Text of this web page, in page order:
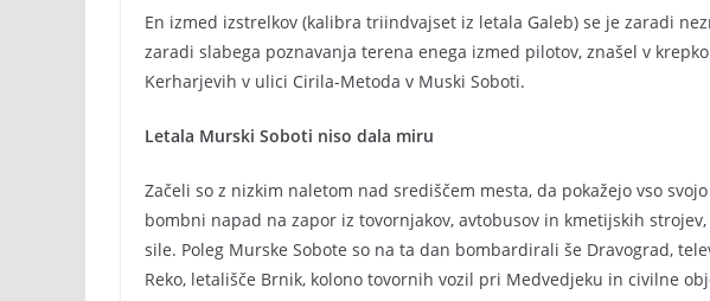
En izmed izstrelkov (kalibra triindvajset iz letala Galeb) se je zaradi
zaradi slabega poznavanja terena enega izmed pilotov, znašel v
Kerharjevih v ulici Cirila-Metoda v Muski Soboti.
Letala Murski Soboti niso dala miru
Začeli so z nizkim naletom nad središčem mesta, da pokažejo vso
bombni napad na zapor iz tovornjakov, avtobusov in kmetijskih
sile. Poleg Murske Sobote so na ta dan bombardirali še Dravograd,
Reko, letališče Brnik, kolono tovornih vozil pri Medvedjeku in civilne